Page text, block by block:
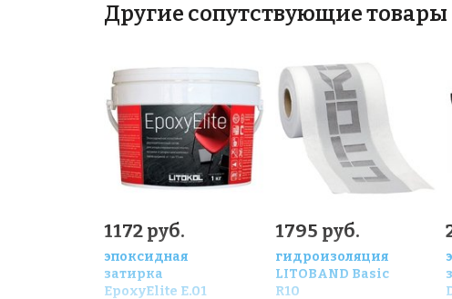
Другие сопутствующие товары
1172 руб.
эпоксидная
затирка
EpoxyElite E.01
1795 руб.
гидроизоляция
LITOBAND Basic
R10